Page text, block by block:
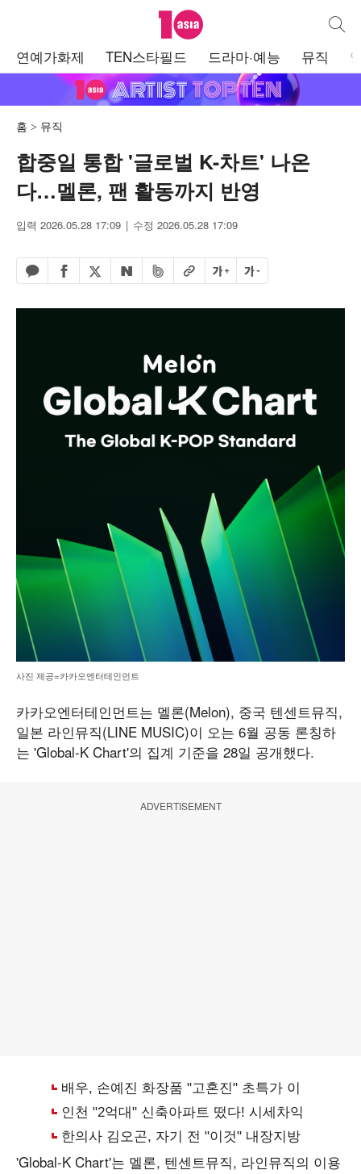
텐아시아 통합
연예가화제 TEN스타필드 드라마·예능 뮤직
홈 뮤직
합중일 통합 '글로벌 K-차트' 나온
다…멜론, 팬 활동까지 반영
입력 2026.05.28 17:09 수정 2026.05.28 17:09
카카오톡 공유하기
페이스북 공유하기
엑스 공유하기
네이버 공유하기
밴드 공유하기
URL복사글자 크게글자 작게
사진 제공=카카오엔터테인먼트
카카오엔터테인먼트는 멜론(Melon), 중국 텐센트뮤직,
일본 라인뮤직(LINE MUSIC)이 오는 6월 공동 론칭하
는 'Global-K Chart'의 집계 기준을 28일 공개했다.
ADVERTISEMENT
'Global-K Chart'는 멜론, 텐센트뮤직, 라인뮤직의 이용